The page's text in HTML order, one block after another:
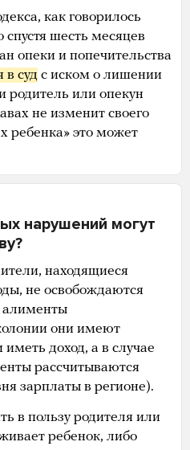
как говорилось
шесть месяцев
опеки и попечительства
суд с иском о лишении
родитель или опекун
не изменит своего
ребенка» это может
нарушений могут
находящиеся
не освобождаются
алименты
они имеют
доход, а в случае
рассчитываются
зарплаты в регионе).
в пользу родителя или
ребенок, либо